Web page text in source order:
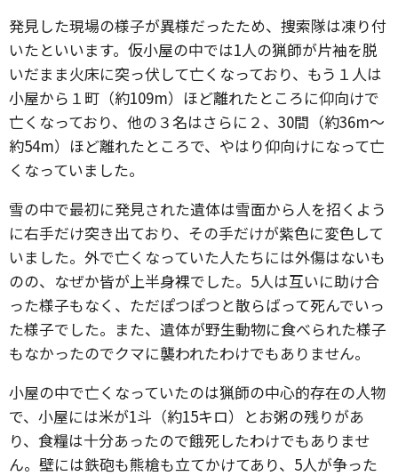
発見した現場の様子が異様だったため、捜索隊は凍り付
いたといいます。仮小屋の中では1人の猟師が片袖を脱
いだまま火床に突っ伏して亡くなっており、もう１人は
小屋から１町（約109m）ほど離れたところに仰向けで
亡くなっており、他の３名はさらに２、30間（約36m～
約54m）ほど離れたところで、やはり仰向けになって亡
くなっていました。
雪の中で最初に発見された遺体は雪面から人を招くよう
に右手だけ突き出ており、その手だけが紫色に変色して
いました。外で亡くなっていた人たちには外傷はないも
のの、なぜか皆が上半身裸でした。5人は互いに助け合
った様子もなく、ただぽつぽつと散らばって死んでいっ
た様子でした。また、遺体が野生動物に食べられた様子
もなかったのでクマに襲われたわけでもありません。
小屋の中で亡くなっていたのは猟師の中心的存在の人物
で、小屋には米が1斗（約15キロ）とお粥の残りがあ
り、食糧は十分あったので餓死したわけでもありませ
ん。壁には鉄砲も熊槍も立てかけてあり、5人が争った